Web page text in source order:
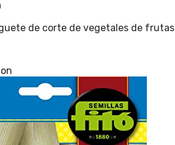
de corte de vegetales de frutas